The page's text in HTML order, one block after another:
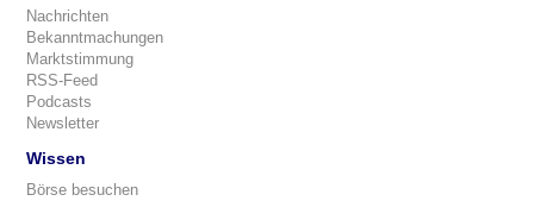
Nachrichten
Bekanntmachungen
Marktstimmung
RSS-Feed
Podcasts
Newsletter
Wissen
Börse besuchen